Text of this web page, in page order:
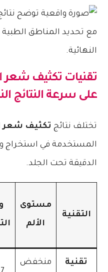
تقنيات تكثيف شعر
على سرعة النتائج
تختلف نتائج تكثيف شعر
المستخدمة في استخراج
الدقيقة تحت الجلد.
التقنية
مستوى
الألم
تقنية منخفض